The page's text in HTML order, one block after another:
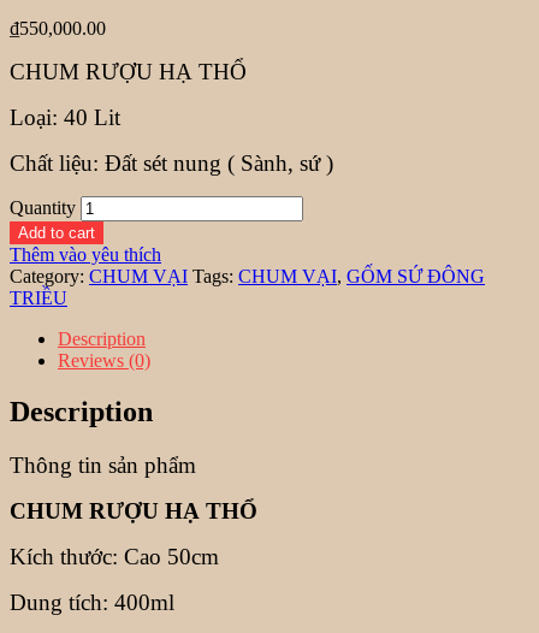
₫550,000.00
CHUM RƯỢU HẠ THỔ
Loại: 40 Lit
Chất liệu: Đất sét nung ( Sành, sứ )
Quantity
Add to cart
Thêm vào yêu thích
Category: CHUM VẠI Tags: CHUM VẠI, GỐM SỨ ĐÔNG
TRIỀU
Description
Reviews (0)
Description
Thông tin sản phẩm
CHUM RƯỢU HẠ THỔ
Kích thước: Cao 50cm
Dung tích: 400ml